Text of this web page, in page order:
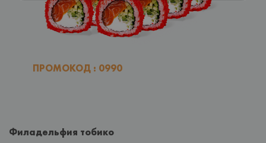
ПРОМОКОД : 0990
Филадельфия тобико